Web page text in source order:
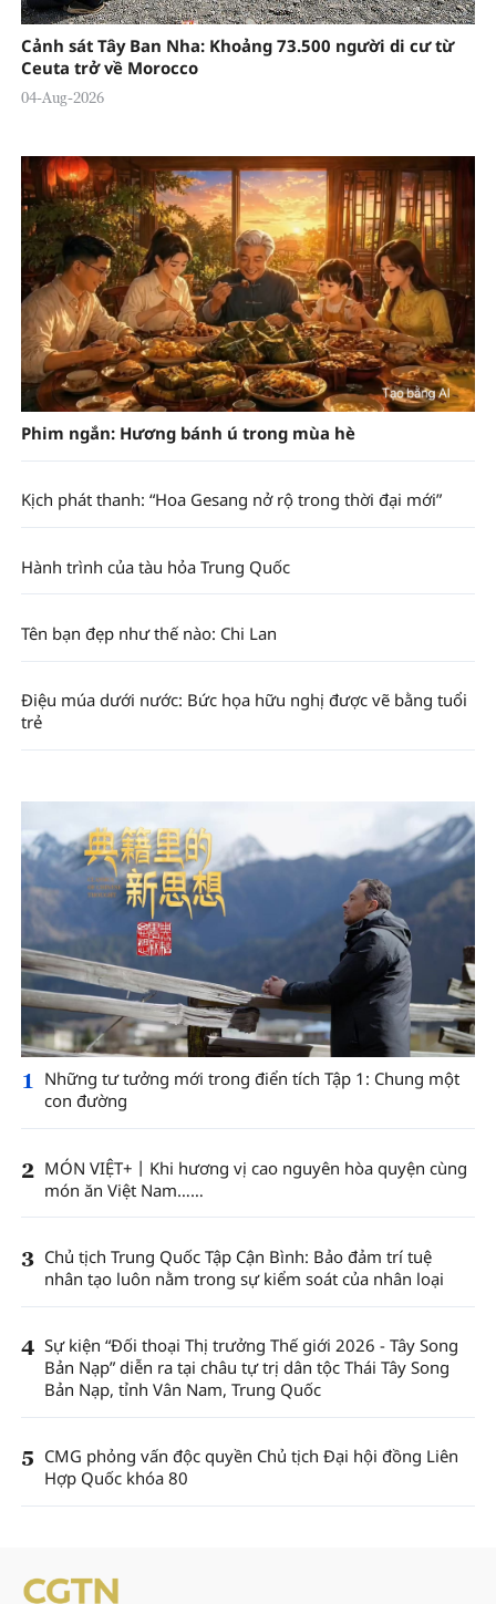
Cảnh sát Tây Ban Nha: Khoảng 73.500 người di cư từ
Ceuta trở về Morocco
04-Aug-2026
Phim ngắn: Hương bánh ú trong mùa hè
Kịch phát thanh: “Hoa Gesang nở rộ trong thời đại mới”
Hành trình của tàu hỏa Trung Quốc
Tên bạn đẹp như thế nào: Chi Lan
Điệu múa dưới nước: Bức họa hữu nghị được vẽ bằng tuổi
trẻ
1
Những tư tưởng mới trong điển tích Tập 1: Chung một
con đường
2 MÓN VIỆT+丨Khi hương vị cao nguyên hòa quyện cùng
món ăn Việt Nam……
3 Chủ tịch Trung Quốc Tập Cận Bình: Bảo đảm trí tuệ
nhân tạo luôn nằm trong sự kiểm soát của nhân loại
4 Sự kiện “Đối thoại Thị trưởng Thế giới 2026 - Tây Song
Bản Nạp” diễn ra tại châu tự trị dân tộc Thái Tây Song
Bản Nạp, tỉnh Vân Nam, Trung Quốc
5 CMG phỏng vấn độc quyền Chủ tịch Đại hội đồng Liên
Hợp Quốc khóa 80